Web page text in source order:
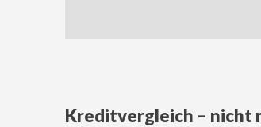
Kreditvergleich – nicht